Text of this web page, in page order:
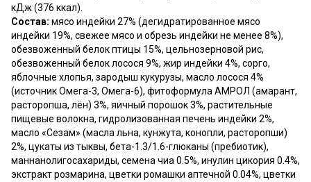
кДж (376 ккал).
Состав: мясо индейки 27% (дегидратированное мясо
индейки 19%, свежее мясо и обрезь индейки не менее 8%),
обезвоженный белок птицы 15%, цельнозерновой рис,
обезвоженный белок лосося 9%, жир индейки 4%, сорго,
яблочные хлопья, зародыш кукурузы, масло лосося 4%
(источник Омега-3, Омега-6), фитоформула АМРОЛ (амарант,
расторопша, лён) 3%, яичный порошок 3%, растительные
пищевые волокна, гидролизованная печень индейки 2%,
масло «Сезам» (масла льна, кунжута, конопли, расторопши)
2%, цукаты из тыквы, бета-1.3/1.6-глюканы (пребиотик),
маннанолигосахариды, семена чиа 0.5%, инулин цикория 0.4%,
экстракт розмарина, цветки ромашки аптечной 0.04%, цветки